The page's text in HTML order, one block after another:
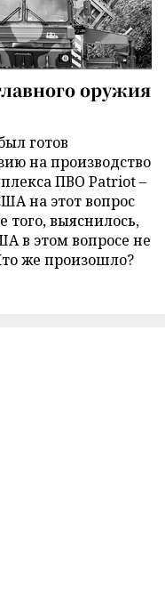
оружия
готов
на производство
ПВО Patriot –
на этот вопрос
того, выяснилось,
в этом вопросе не
же произошло?